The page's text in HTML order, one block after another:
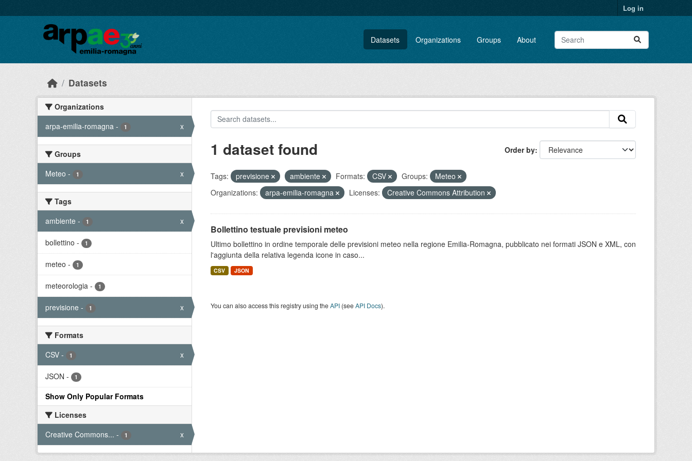
Log in
Datasets Organizations Groups About
Datasets
Organizations
arpa-emilia-romagna - 1 x
Groups
Meteo - 1 x
Tags
ambiente - 1 x
bollettino - 1
meteo - 1
meteorologia - 1
previsione - 1 x
Formats
CSV - 1 x
JSON - 1
Show Only Popular Formats
Licenses
Creative Commons... - 1 x
Order by
1 dataset found
Tags: previsione ambiente Formats: CSV Groups:
Meteo
Organizations:
arpa-emilia-romagna Licenses: Creative Commons Attribution
Bollettino testuale previsioni meteo
Ultimo bollettino in ordine temporale delle previsioni meteo nella regione Emilia-Romagna, pubblicato nei formati JSON e XML, con
l'aggiunta della relativa legenda icone in caso...
CSV JSON
You can also access this registry using theAPI(seeAPI Docs).